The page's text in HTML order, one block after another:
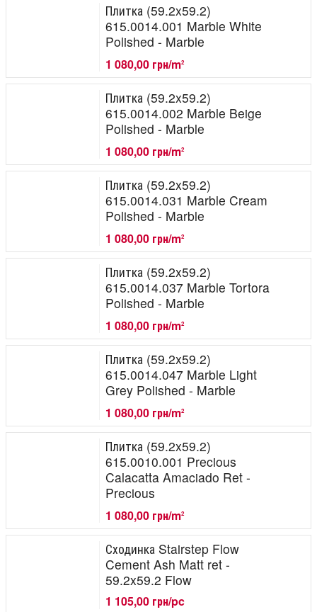
Плитка (59.2x59.2)
615.0014.001 Marble White
Polished - Marble
1 080,00 грн/m2
Плитка (59.2x59.2)
615.0014.002 Marble Beige
Polished - Marble
1 080,00 грн/m2
Плитка (59.2x59.2)
615.0014.031 Marble Cream
Polished - Marble
1 080,00 грн/m2
Плитка (59.2x59.2)
615.0014.037 Marble Tortora
Polished - Marble
1 080,00 грн/m2
Плитка (59.2x59.2)
615.0014.047 Marble Light
Grey Polished - Marble
1 080,00 грн/m2
Плитка (59.2x59.2)
615.0010.001 Precious
Calacatta Amaciado Ret -
Precious
1 080,00 грн/m2
Сходинка Stairstep Flow
Cement Ash Matt ret -
59.2x59.2 Flow
1 105,00 грн/pc